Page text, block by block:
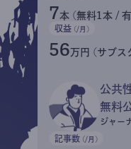
7本 (無料1本 /
収益 (/月)
56万円 (サブス
公共
無料
ジャー
記事数 (/月)